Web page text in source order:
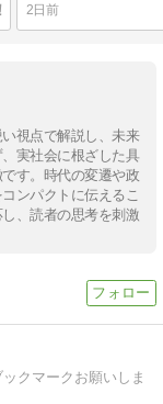
2日前
視点で解説し、未来
実社会に根ざした具
す。時代の変遷や政
ンパクトに伝えるこ
、読者の思考を刺激
クマークお願いしま